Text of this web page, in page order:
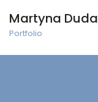
Martyna Duda
Portfolio